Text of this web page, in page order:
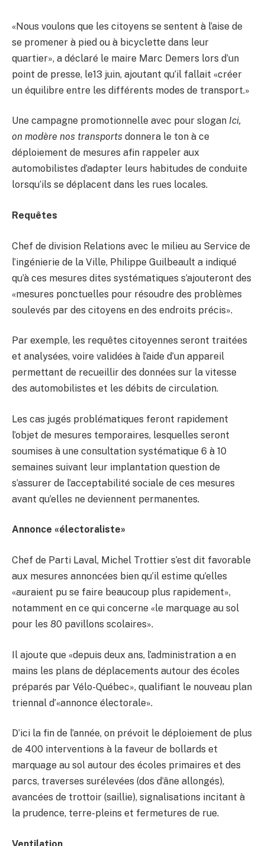
«Nous voulons que les citoyens se sentent à l’aise de
se promener à pied ou à bicyclette dans leur
quartier», a déclaré le maire Marc Demers lors d’un
point de presse, le13 juin, ajoutant qu’il fallait «créer
un équilibre entre les différents modes de transport.»
Une campagne promotionnelle avec pour slogan Ici,
on modère nos transports donnera le ton à ce
déploiement de mesures afin rappeler aux
automobilistes d’adapter leurs habitudes de conduite
lorsqu’ils se déplacent dans les rues locales.
Requêtes
Chef de division Relations avec le milieu au Service de
l’ingénierie de la Ville, Philippe Guilbeault a indiqué
qu’à ces mesures dites systématiques s’ajouteront des
«mesures ponctuelles pour résoudre des problèmes
soulevés par des citoyens en des endroits précis».
Par exemple, les requêtes citoyennes seront traitées
et analysées, voire validées à l’aide d’un appareil
permettant de recueillir des données sur la vitesse
des automobilistes et les débits de circulation.
Les cas jugés problématiques feront rapidement
l’objet de mesures temporaires, lesquelles seront
soumises à une consultation systématique 6 à 10
semaines suivant leur implantation question de
s’assurer de l’acceptabilité sociale de ces mesures
avant qu’elles ne deviennent permanentes.
Annonce «électoraliste»
Chef de Parti Laval, Michel Trottier s’est dit favorable
aux mesures annoncées bien qu’il estime qu’elles
«auraient pu se faire beaucoup plus rapidement»,
notamment en ce qui concerne «le marquage au sol
pour les 80 pavillons scolaires».
Il ajoute que «depuis deux ans, l’administration a en
mains les plans de déplacements autour des écoles
préparés par Vélo-Québec», qualifiant le nouveau plan
triennal d’«annonce électorale».
D’ici la fin de l’année, on prévoit le déploiement de plus
de 400 interventions à la faveur de bollards et
marquage au sol autour des écoles primaires et des
parcs, traverses surélevées (dos d’âne allongés),
avancées de trottoir (saillie), signalisations incitant à
la prudence, terre-pleins et fermetures de rue.